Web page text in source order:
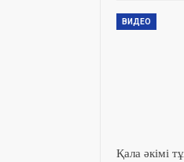
ВИДЕО
Қала әкімі